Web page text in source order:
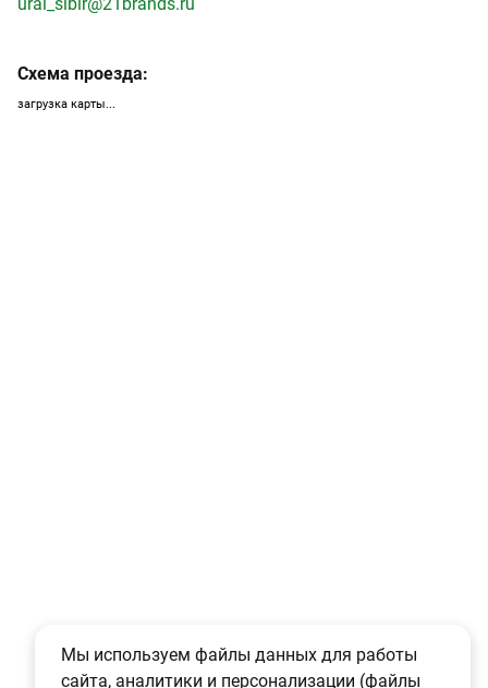
Схема проезда:
загрузка карты...
Мы используем файлы данных для работы
сайта, аналитики и персонализации (файлы